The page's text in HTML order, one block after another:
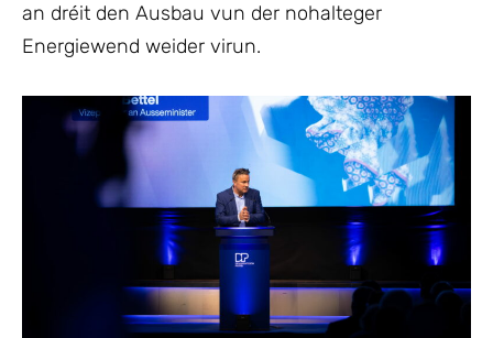
an dréit den Ausbau vun der nohalteger
Energiewend weider virun.